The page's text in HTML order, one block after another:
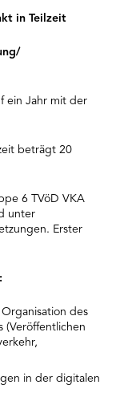
in Teilzeit
ein Jahr mit der
beträgt 20
6 TVöD VKA
unter
Erster
des
(Veröffentlichen
in der digitalen